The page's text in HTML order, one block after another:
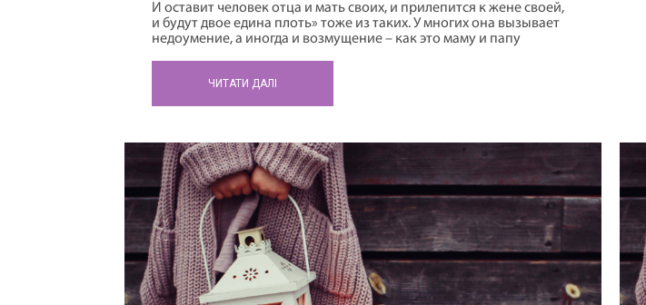
И оставит человек отца и мать своих, и прилепится к жене своей,
и будут двое едина плоть» тоже из таких. У многих она вызывает
недоумение, а иногда и возмущение – как это маму и папу
только так можно рассуждать, если ты выбрал для себя семейную
смогут провести трещину между супругами.
ЧИТАТИ ДАЛІ